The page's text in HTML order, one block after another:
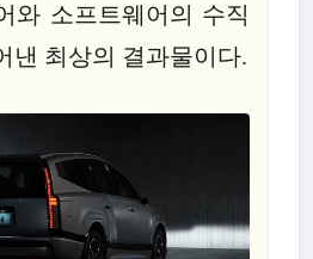
와 소프트웨어의 수직
낸 최상의 결과물이다.